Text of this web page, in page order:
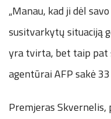
„Manau, kad ji dėl
susitvarkytų situaciją
yra tvirta, bet taip pat
agentūrai AFP sakė
Premjeras